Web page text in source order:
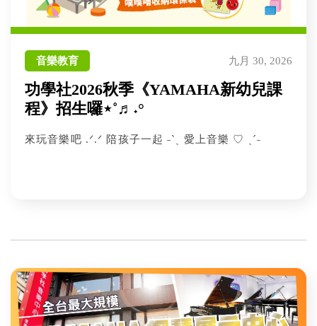
音樂教育 九月 30, 2026
功學社2026秋季《YAMAHA新幼兒課
程》招生囉⋆˚♬˖°
來玩音樂吧 .ᐟ.ᐟ 陪孩子一起 ˗ˋˏ 愛上音樂 ♡ ˎˊ˗